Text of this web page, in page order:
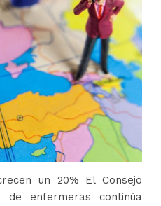
un 20% El Consejo
enfermeras continúa